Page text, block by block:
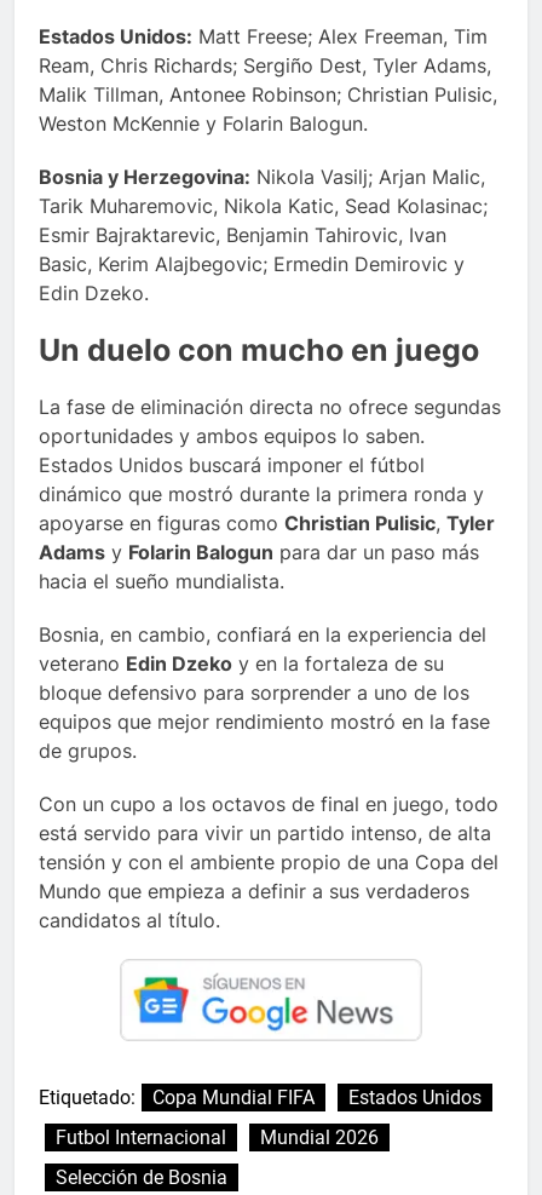
Estados Unidos: Matt Freese; Alex Freeman, Tim
Ream, Chris Richards; Sergiño Dest, Tyler Adams,
Malik Tillman, Antonee Robinson; Christian Pulisic,
Weston McKennie y Folarin Balogun.
Bosnia y Herzegovina: Nikola Vasilj; Arjan Malic,
Tarik Muharemovic, Nikola Katic, Sead Kolasinac;
Esmir Bajraktarevic, Benjamin Tahirovic, Ivan
Basic, Kerim Alajbegovic; Ermedin Demirovic y
Edin Dzeko.
Un duelo con mucho en juego
La fase de eliminación directa no ofrece segundas
oportunidades y ambos equipos lo saben.
Estados Unidos buscará imponer el fútbol
dinámico que mostró durante la primera ronda y
apoyarse en figuras como Christian Pulisic, Tyler
Adams y Folarin Balogun para dar un paso más
hacia el sueño mundialista.
Bosnia, en cambio, confiará en la experiencia del
veterano Edin Dzeko y en la fortaleza de su
bloque defensivo para sorprender a uno de los
equipos que mejor rendimiento mostró en la fase
de grupos.
Con un cupo a los octavos de final en juego, todo
está servido para vivir un partido intenso, de alta
tensión y con el ambiente propio de una Copa del
Mundo que empieza a definir a sus verdaderos
candidatos al título.
Etiquetado: Copa Mundial FIFA
Estados Unidos
Futbol Internacional
Mundial 2026
Selección de Bosnia